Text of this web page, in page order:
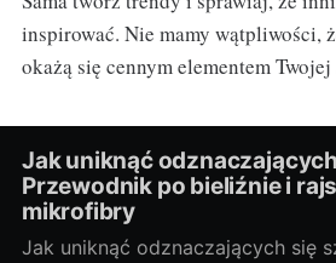
inspirować. Nie mamy wątpliwości,
okażą się cennym elementem
Jak uniknąć
Przewodnik po bieliźnie i
mikrofibry
Jak uniknąć odznaczających się